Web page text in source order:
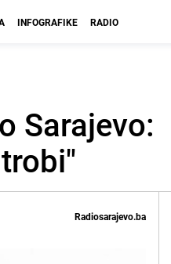
INFOGRAFIKE RADIO
Sarajevo:
Radiosarajevo.ba